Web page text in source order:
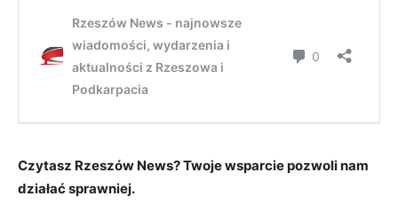
Czytasz Rzeszów News? Twoje wsparcie pozwoli nam
działać sprawniej.